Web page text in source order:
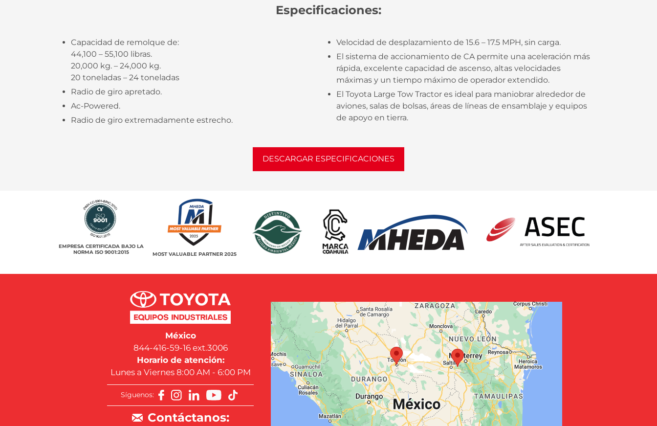
Especificaciones:
Capacidad de remolque de:
44,100 – 55,100 libras.
20,000 kg. – 24,000 kg.
20 toneladas – 24 toneladas
Radio de giro apretado.
Ac-Powered.
Radio de giro extremadamente estrecho.
Velocidad de desplazamiento de 15.6 – 17.5 MPH, sin carga.
El sistema de accionamiento de CA permite una aceleración más
rápida, excelente capacidad de ascenso, altas velocidades
máximas y un tiempo máximo de operador extendido.
El Toyota Large Tow Tractor es ideal para maniobrar alrededor de
aviones, salas de bolsas, áreas de líneas de ensamblaje y equipos
de apoyo en tierra.
DESCARGAR ESPECIFICACIONES
EMPRESA CERTIFICADA BAJO LA
NORMA ISO 9001:2015
MOST VALUABLE PARTNER 2025
México
844-416-59-16 ext.3006
Horario de atención:
Lunes a Viernes 8:00 AM - 6:00 PM
Síguenos:
Contáctanos: